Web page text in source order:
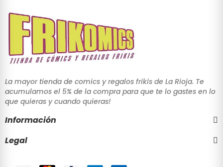
La mayor tienda de comics y regalos frikis de La Rioja. Te
acumulamos el 5% de la compra para que te lo gastes en lo
que quieras y cuando quieras!
Información
Legal